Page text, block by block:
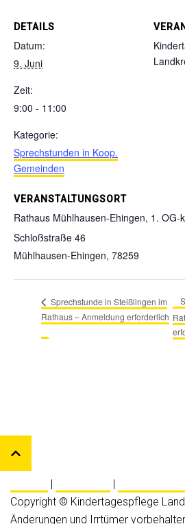
DETAILS
Datum:
9. Juni
Zeit:
9:00 - 11:00
Kategorie:
Sprechstunden in Koop.
Gemeinden
VERANSTALTUNGSORT
Rathaus Mühlhausen-Ehingen, 1. OG-
Schloßstraße 46
Mühlhausen-Ehingen, 78259
Sprechstunde in Steißlingen im
Rathaus – Anmeldung erforderlich
| |
Copyright © Kindertagespflege
Änderungen und Irrtümer